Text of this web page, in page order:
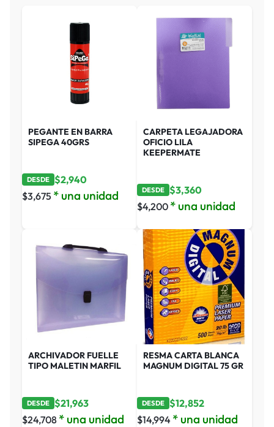
PEGANTE EN BARRA
SIPEGA 40GRS
DESDE $2,940
$3,675 * una unidad
CARPETA LEGAJADORA
OFICIO LILA
KEEPERMATE
DESDE $3,360
$4,200 * una unidad
ARCHIVADOR FUELLE
TIPO MALETIN MARFIL
DESDE $21,963
$24,708 * una unidad
RESMA CARTA BLANCA
MAGNUM DIGITAL 75 GR
DESDE $12,852
$14,994 * una unidad